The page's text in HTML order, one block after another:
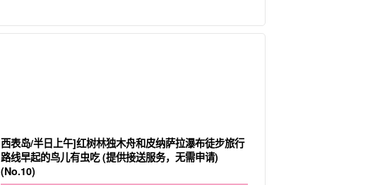
西表岛/半日上午]红树林独木舟和皮纳萨拉瀑布徒步旅行
路线早起的鸟儿有虫吃 (提供接送服务，无需申请)
(No.10)